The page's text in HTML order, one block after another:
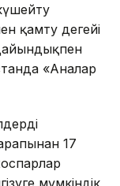
қамту деңгейі
«Аналар
17
мүмкіндік